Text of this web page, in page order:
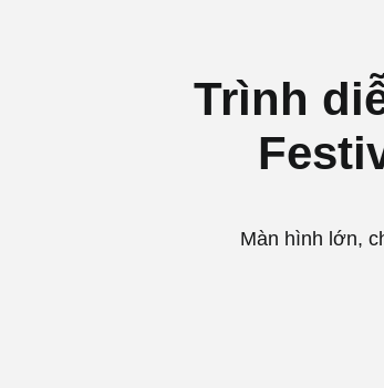
Trình
Màn hình lớn,